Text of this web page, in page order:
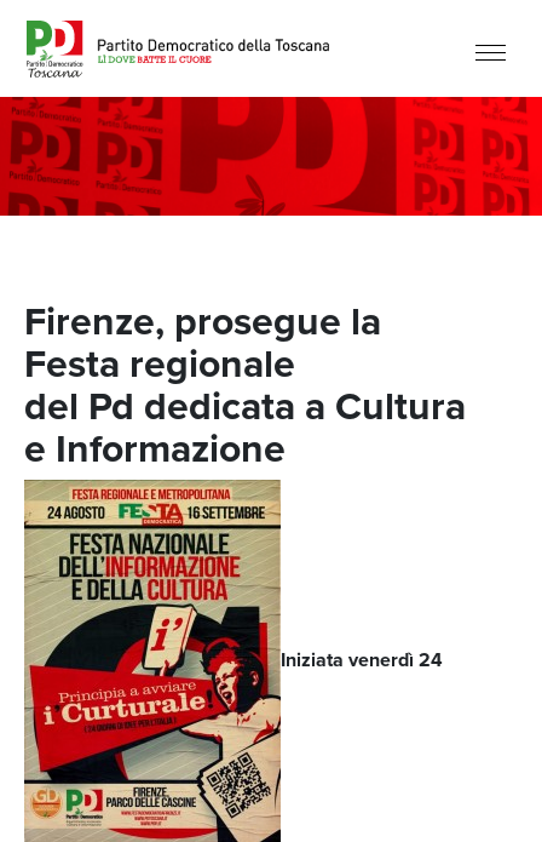
Firenze, prosegue la
Festa regionale
del Pd dedicata a Cultura
e Informazione
Iniziata venerdì 24